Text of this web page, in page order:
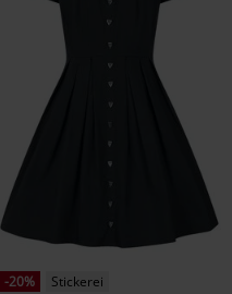
-20%
Stickerei